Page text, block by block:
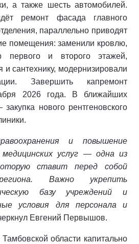
а также шесть автомобилей.
ремонт фасада главного
параллельно приводят
помещения: заменили кровлю,
первого и второго этажей,
сантехнику, модернизировали
Завершить капремонт
2026 года. В ближайших
нового рентгеновского
и повышение
медицинских услуг — одна из
ставит перед собой
Важно укрепить
базу учреждений и
условия для персонала и
Евгений Первышов.
области капитально